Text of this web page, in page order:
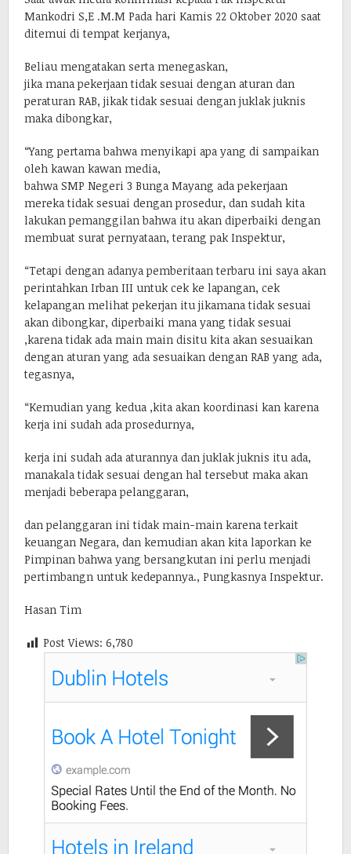
Mankodri S,E .M.M Pada hari Kamis 22 Oktober 2020 saat
ditemui di tempat kerjanya,
Beliau mengatakan serta menegaskan,
jika mana pekerjaan tidak sesuai dengan aturan dan
peraturan RAB, jikak tidak sesuai dengan juklak juknis
maka dibongkar,
“Yang pertama bahwa menyikapi apa yang di sampaikan
oleh kawan kawan media,
bahwa SMP Negeri 3 Bunga Mayang ada pekerjaan
mereka tidak sesuai dengan prosedur, dan sudah kita
lakukan pemanggilan bahwa itu akan diperbaiki dengan
membuat surat pernyataan, terang pak Inspektur,
“Tetapi dengan adanya pemberitaan terbaru ini saya akan
perintahkan Irban III untuk cek ke lapangan, cek
kelapangan melihat pekerjan itu jikamana tidak sesuai
akan dibongkar, diperbaiki mana yang tidak sesuai
,karena tidak ada main main disitu kita akan sesuaikan
dengan aturan yang ada sesuaikan dengan RAB yang ada,
tegasnya,
“Kemudian yang kedua ,kita akan koordinasi kan karena
kerja ini sudah ada prosedurnya,
kerja ini sudah ada aturannya dan juklak juknis itu ada,
manakala tidak sesuai dengan hal tersebut maka akan
menjadi beberapa pelanggaran,
dan pelanggaran ini tidak main-main karena terkait
keuangan Negara, dan kemudian akan kita laporkan ke
Pimpinan bahwa yang bersangkutan ini perlu menjadi
pertimbangn untuk kedepannya., Pungkasnya Inspektur.
Hasan Tim
Post Views: 6,780